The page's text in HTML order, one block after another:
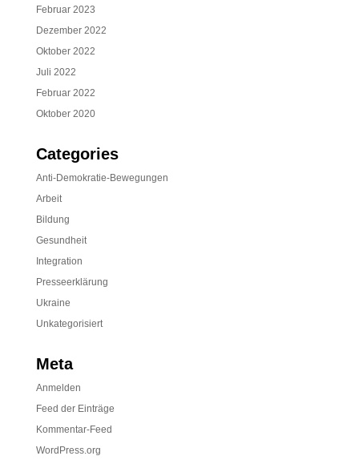
Februar 2023
Dezember 2022
Oktober 2022
Juli 2022
Februar 2022
Oktober 2020
Categories
Anti-Demokratie-Bewegungen
Arbeit
Bildung
Gesundheit
Integration
Presseerklärung
Ukraine
Unkategorisiert
Meta
Anmelden
Feed der Einträge
Kommentar-Feed
WordPress.org